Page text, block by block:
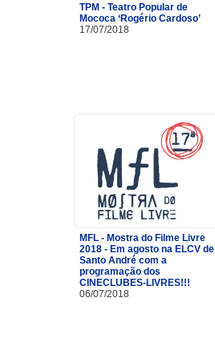
TPM - Teatro Popular de
Mococa ‘Rogério Cardoso’
17/07/2018
MFL - Mostra do Filme Livre
2018 - Em agosto na ELCV de
Santo André com a
programação dos
CINECLUBES-LIVRES!!!
06/07/2018